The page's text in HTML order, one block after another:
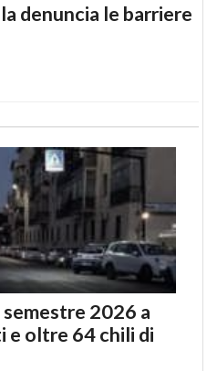
denuncia le barriere
2026 a
e oltre 64 chili di